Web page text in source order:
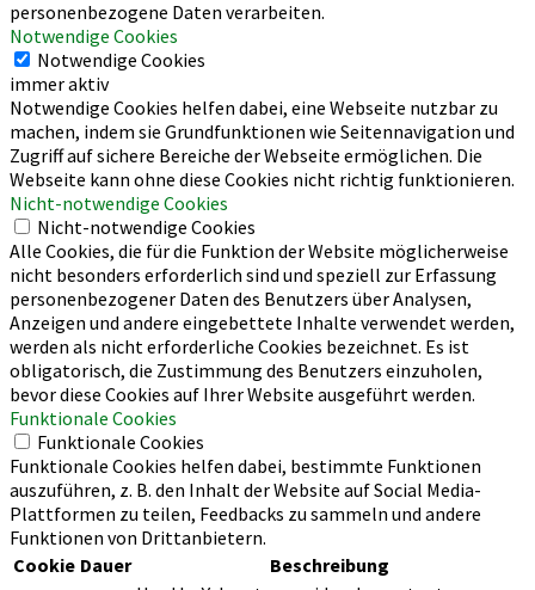
personenbezogene Daten verarbeiten.
Notwendige Cookies
Notwendige Cookies
immer aktiv
Notwendige Cookies helfen dabei, eine Webseite nutzbar zu
machen, indem sie Grundfunktionen wie Seitennavigation und
Zugriff auf sichere Bereiche der Webseite ermöglichen. Die
Webseite kann ohne diese Cookies nicht richtig funktionieren.
Nicht-notwendige Cookies
Nicht-notwendige Cookies
Alle Cookies, die für die Funktion der Website möglicherweise
nicht besonders erforderlich sind und speziell zur Erfassung
personenbezogener Daten des Benutzers über Analysen,
Anzeigen und andere eingebettete Inhalte verwendet werden,
werden als nicht erforderliche Cookies bezeichnet. Es ist
obligatorisch, die Zustimmung des Benutzers einzuholen,
bevor diese Cookies auf Ihrer Website ausgeführt werden.
Funktionale Cookies
Funktionale Cookies
Funktionale Cookies helfen dabei, bestimmte Funktionen
auszuführen, z. B. den Inhalt der Website auf Social Media-
Plattformen zu teilen, Feedbacks zu sammeln und andere
Funktionen von Drittanbietern.
Cookie Dauer
Beschreibung